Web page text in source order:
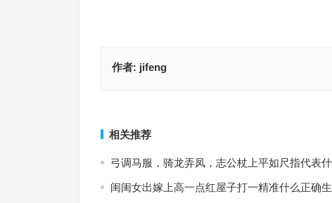
作者: jifeng
相关推荐
弓调马服，骑龙弄凤，志公杖上平如尺指代表
闺闺女出嫁上高一点红屋子打一精准什么正确